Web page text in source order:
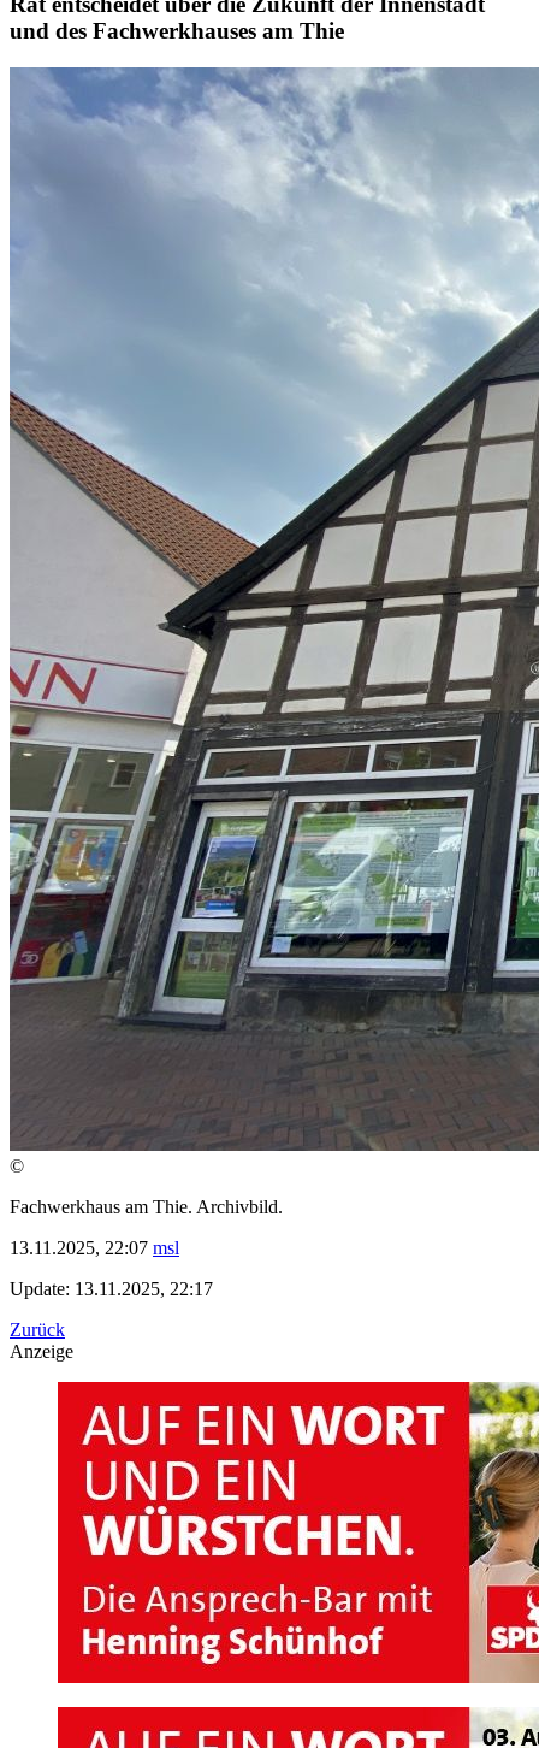
und des Fachwerkhauses am Thie
©
Fachwerkhaus am Thie. Archivbild.
13.11.2025, 22:07 msl
Update: 13.11.2025, 22:17
Zurück
Anzeige